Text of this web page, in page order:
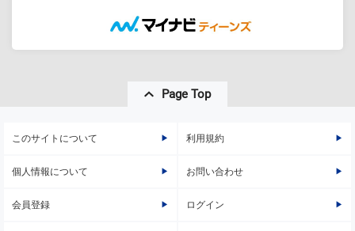
Page Top
このサイトについて 利用規約
個人情報について お問い合わせ
会員登録 ログイン